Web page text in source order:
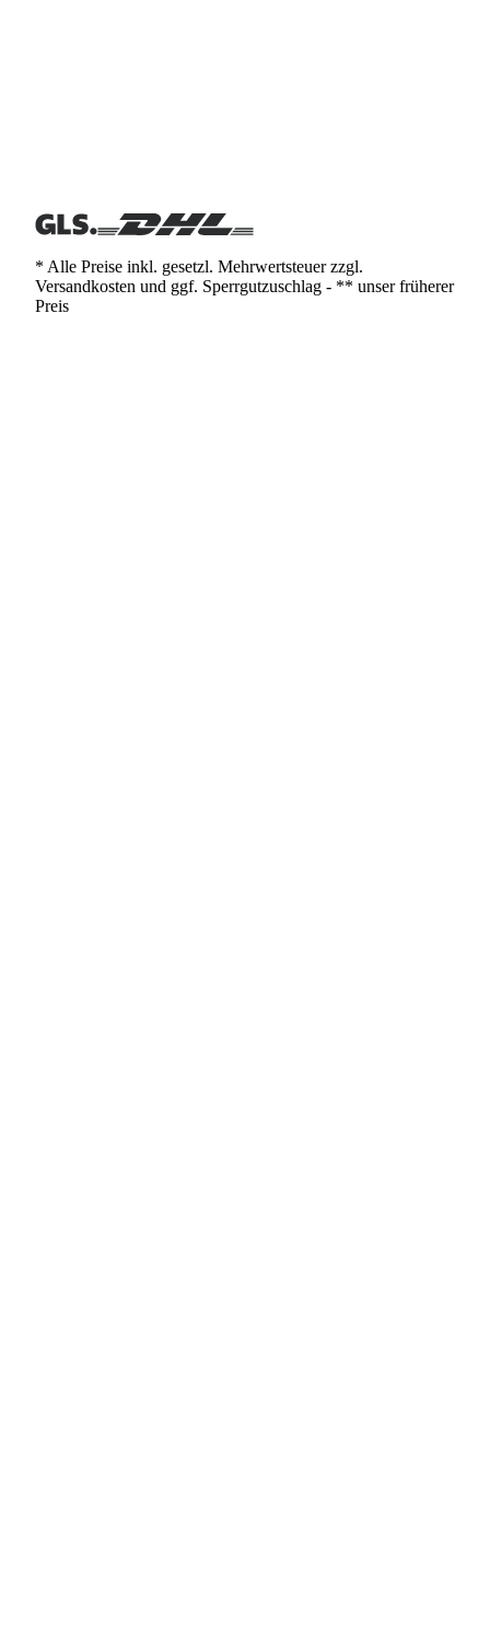
* Alle Preise inkl. gesetzl. Mehrwertsteuer zzgl.
Versandkosten und ggf. Sperrgutzuschlag - ** unser früherer
Preis